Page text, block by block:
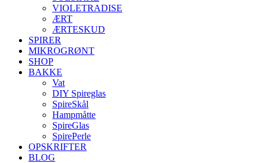
VIOLETRADISE
ÆRT
ÆRTESKUD
SPIRER
MIKROGRØNT
SHOP
BAKKE
Vat
DIY Spireglas
SpireSkål
Hampmåtte
SpireGlas
SpirePerle
OPSKRIFTER
BLOG